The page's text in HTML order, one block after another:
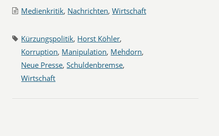
Medienkritik, Nachrichten,Wirtschaft
Kürzungspolitik, Horst Köhler,
Korruption, Manipulation, Mehdorn,
Neue Presse,Schuldenbremse,
Wirtschaft